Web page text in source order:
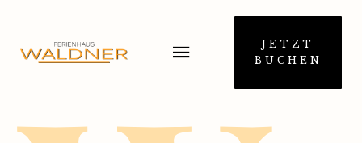
JETZT
BUCHEN